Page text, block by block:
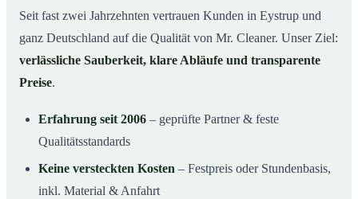
Seit fast zwei Jahrzehnten vertrauen Kunden in Eystrup und
ganz Deutschland auf die Qualität von Mr. Cleaner. Unser Ziel:
verlässliche Sauberkeit, klare Abläufe und transparente
Preise.
Erfahrung seit 2006 – geprüfte Partner & feste
Qualitätsstandards
Keine versteckten Kosten – Festpreis oder Stundenbasis,
inkl. Material & Anfahrt